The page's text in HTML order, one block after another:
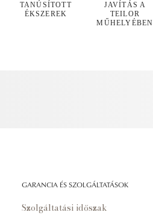
TANÚSÍTOTT
ÉKSZEREK
JAVÍTÁS A
TEILOR
MŰHELYÉBEN
GARANCIA ÉS SZOLGÁLTATÁSOK
Szolgáltatási időszak